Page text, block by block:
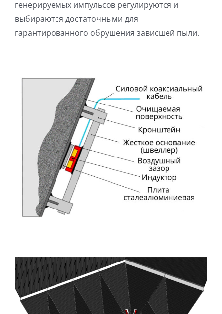
генерируемых импульсов регулируются и
выбираются достаточными для
гарантированного обрушения зависшей пыли.